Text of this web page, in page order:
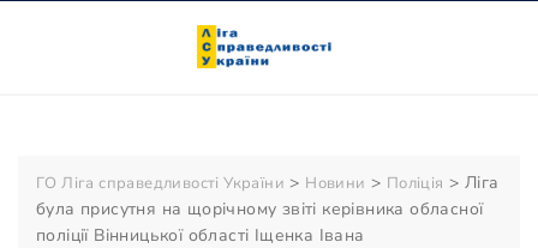
ГО Ліга справедливості України > Новини > Поліція > Ліга
була присутня на щорічному звіті керівника обласної
поліції Вінницької області Іщенка Івана